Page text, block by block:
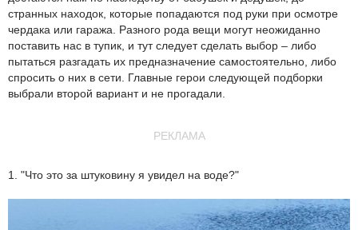
странных находок, которые попадаются под руки при осмотре
чердака или гаража. Разного рода вещи могут неожиданно
поставить нас в тупик, и тут следует сделать выбор – либо
пытаться разгадать их предназначение самостоятельно, либо
спросить о них в сети. Главные герои следующей подборки
выбрали второй вариант и не прогадали.
РЕКЛАМА
1. "Что это за штуковину я увидел на воде?"